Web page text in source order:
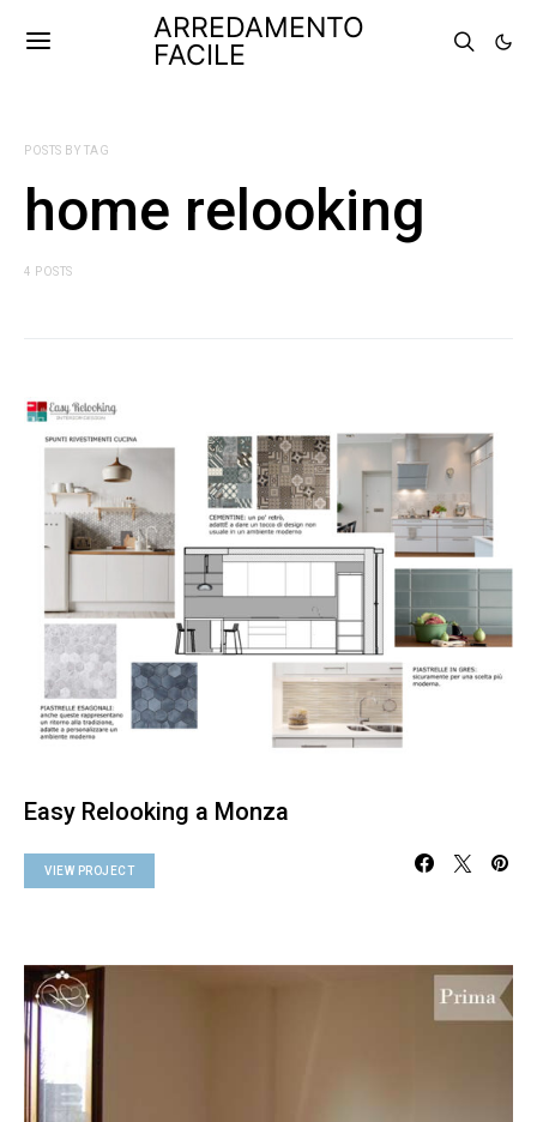
ARREDAMENTO
FACILE
POSTS BY TAG
home relooking
4 POSTS
Easy Relooking a Monza
VIEW PROJECT